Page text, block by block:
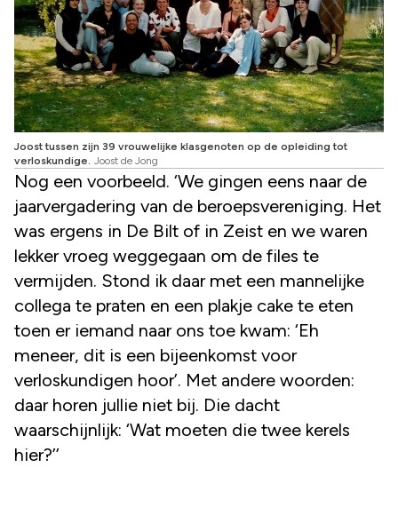
Joost tussen zijn 39 vrouwelijke klasgenoten op de opleiding tot
verloskundige. Joost de Jong
Nog een voorbeeld. ‘We gingen eens naar de
jaarvergadering van de beroepsvereniging. Het
was ergens in De Bilt of in Zeist en we waren
lekker vroeg weggegaan om de files te
vermijden. Stond ik daar met een mannelijke
collega te praten en een plakje cake te eten
toen er iemand naar ons toe kwam: ‘Eh
meneer, dit is een bijeenkomst voor
verloskundigen hoor’. Met andere woorden:
daar horen jullie niet bij. Die dacht
waarschijnlijk: ‘Wat moeten die twee kerels
hier?’’